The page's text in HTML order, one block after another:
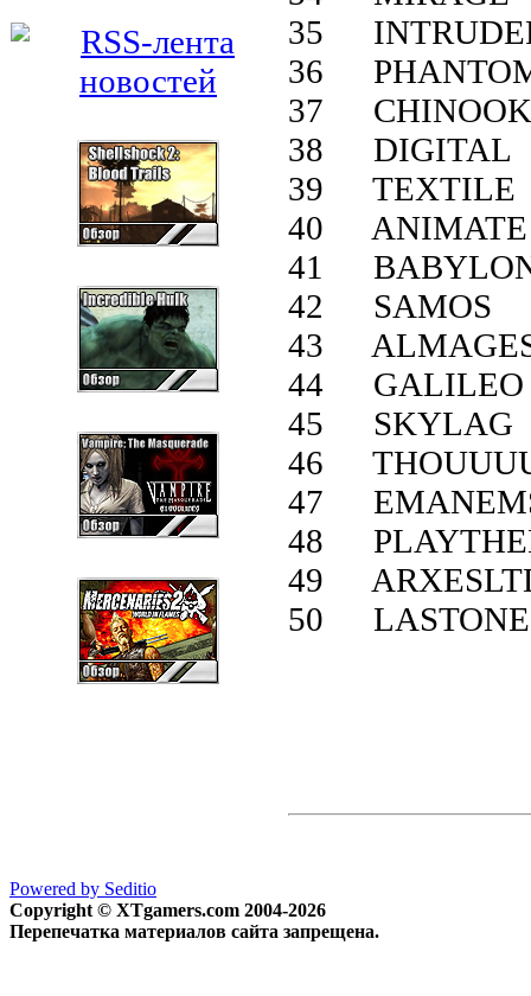
35
36
37 CHINOOK
38 DIGITAL
39 TEXTILE
40 ANIMATE
41
42 SAMOS
43
44 GALILEO
45 SKYLAG
46
47
48
49
50 LASTONE
Powered by Seditio
Copyright © XTgamers.com 2004-2026
Перепечатка материалов сайта запрещена.